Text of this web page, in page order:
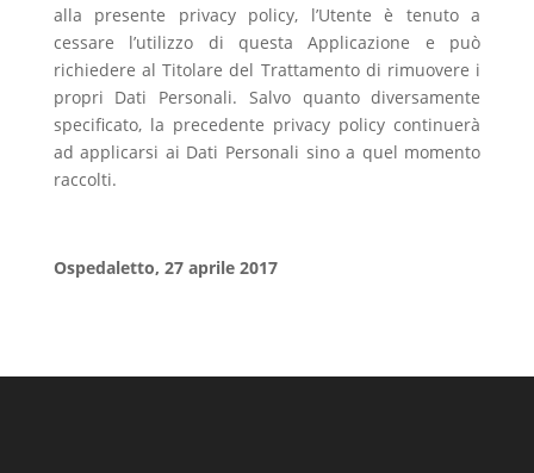
alla presente privacy policy, l’Utente è tenuto a
cessare l’utilizzo di questa Applicazione e può
richiedere al Titolare del Trattamento di rimuovere i
propri Dati Personali. Salvo quanto diversamente
specificato, la precedente privacy policy continuerà
ad applicarsi ai Dati Personali sino a quel momento
raccolti.
Ospedaletto, 27 aprile 2017